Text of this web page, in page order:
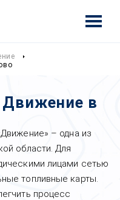
в
– одна из
области. Для
лицами сетью
топливные карты.
процесс